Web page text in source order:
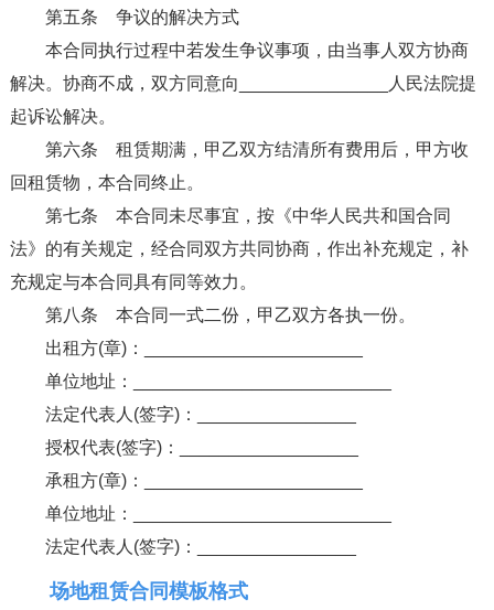
第五条 争议的解决方式
本合同执行过程中若发生争议事项，由当事人双方协商
解决。协商不成，双方同意向_______________人民法院提
起诉讼解决。
第六条 租赁期满，甲乙双方结清所有费用后，甲方收
回租赁物，本合同终止。
第七条 本合同未尽事宜，按《中华人民共和国合同
法》的有关规定，经合同双方共同协商，作出补充规定，补
充规定与本合同具有同等效力。
第八条 本合同一式二份，甲乙双方各执一份。
出租方(章)：______________________
单位地址：__________________________
法定代表人(签字)：________________
授权代表(签字)：__________________
承租方(章)：______________________
单位地址：__________________________
法定代表人(签字)：________________
场地租赁合同模板格式